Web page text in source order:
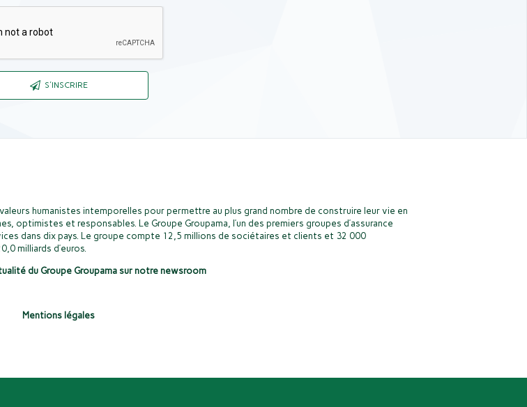
S'INSCRIRE
humanistes intemporelles pour permettre au plus grand nombre de construire leur vie en
optimistes et responsables. Le Groupe Groupama, l’un des premiers groupes d’assurance
dans dix pays. Le groupe compte 12,5 millions de sociétaires et clients et 32 000
milliards d’euros.
du Groupe Groupama sur notre newsroom
Mentions légales